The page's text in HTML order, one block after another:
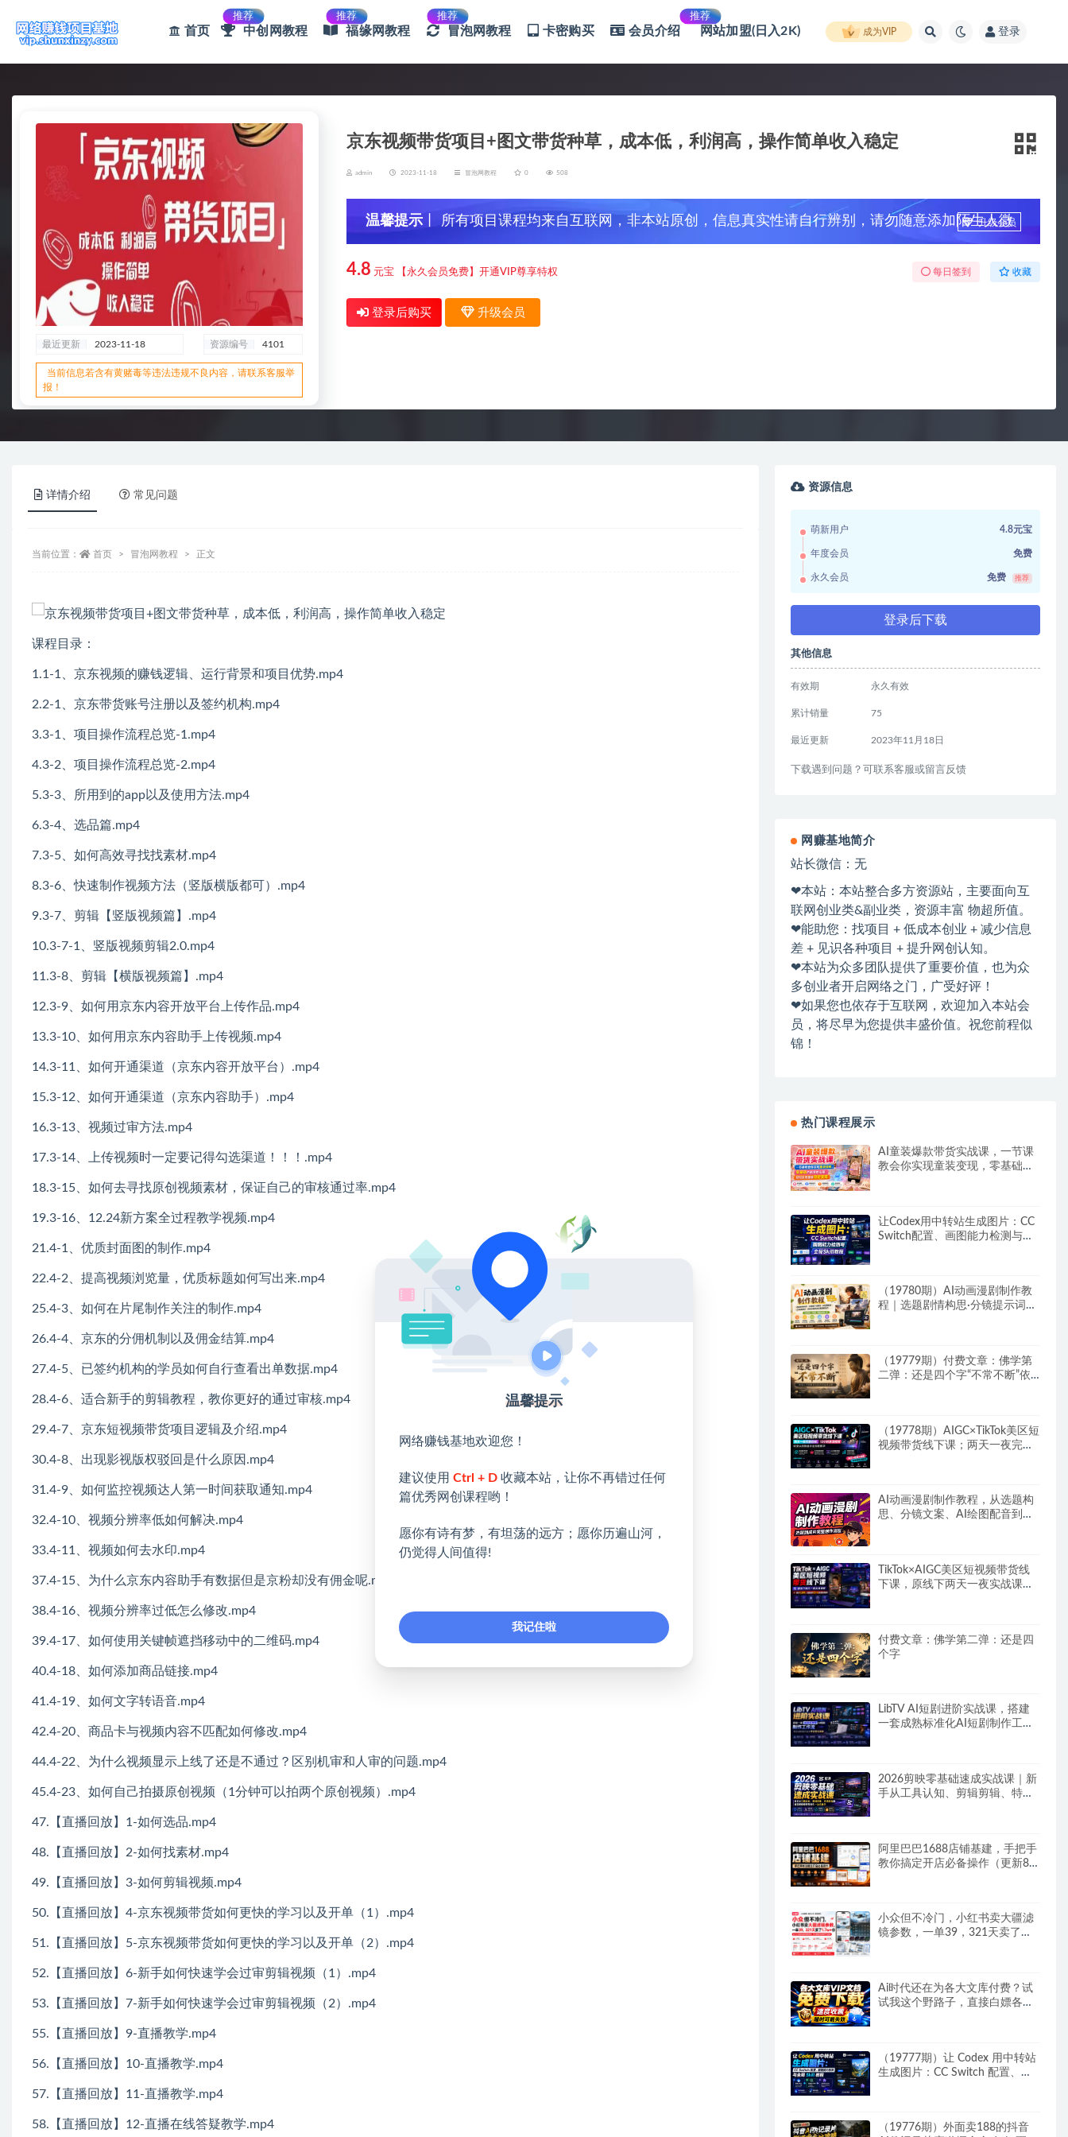
首页
推荐
中创网教程
推荐
福缘网教程
推荐
冒泡网教程 卡密购买 会员介绍
推荐
网站加盟(日入2K) 成为VIP 登录
最近更新 2023-11-18 资源编号 4101
当前信息若含有黄赌毒等违法违规不良内容，请联系客服举
报！
京东视频带货项目+图文带货种草，成本低，利润高，操作简单收入稳定
admin 2023-11-18 冒泡网教程 0 508
温馨提示 丨 所有项目课程均来自互联网，非本站原创，信息真实性请自行辨别，请勿随意添加陌生人微
信，谨防上当受骗！
升级会员
4.8 元宝 【永久会员免费】开通VIP尊享特权 每日签到 收藏
登录后购买 升级会员
详情介绍 常见问题
当前位置： 首页 冒泡网教程 正文
课程目录：
1.1-1、京东视频的赚钱逻辑、运行背景和项目优势.mp4
2.2-1、京东带货账号注册以及签约机构.mp4
3.3-1、项目操作流程总览-1.mp4
4.3-2、项目操作流程总览-2.mp4
5.3-3、所用到的app以及使用方法.mp4
6.3-4、选品篇.mp4
7.3-5、如何高效寻找找素材.mp4
8.3-6、快速制作视频方法（竖版横版都可）.mp4
9.3-7、剪辑【竖版视频篇】.mp4
10.3-7-1、竖版视频剪辑2.0.mp4
11.3-8、剪辑【横版视频篇】.mp4
12.3-9、如何用京东内容开放平台上传作品.mp4
13.3-10、如何用京东内容助手上传视频.mp4
14.3-11、如何开通渠道（京东内容开放平台）.mp4
15.3-12、如何开通渠道（京东内容助手）.mp4
16.3-13、视频过审方法.mp4
17.3-14、上传视频时一定要记得勾选渠道！！！.mp4
18.3-15、如何去寻找原创视频素材，保证自己的审核通过率.mp4
19.3-16、12.24新方案全过程教学视频.mp4
21.4-1、优质封面图的制作.mp4
22.4-2、提高视频浏览量，优质标题如何写出来.mp4
25.4-3、如何在片尾制作关注的制作.mp4
26.4-4、京东的分佣机制以及佣金结算.mp4
27.4-5、已签约机构的学员如何自行查看出单数据.mp4
28.4-6、适合新手的剪辑教程，教你更好的通过审核.mp4
29.4-7、京东短视频带货项目逻辑及介绍.mp4
30.4-8、出现影视版权驳回是什么原因.mp4
31.4-9、如何监控视频达人第一时间获取通知.mp4
32.4-10、视频分辨率低如何解决.mp4
33.4-11、视频如何去水印.mp4
37.4-15、为什么京东内容助手有数据但是京粉却没有佣金呢.mp4
38.4-16、视频分辨率过低怎么修改.mp4
39.4-17、如何使用关键帧遮挡移动中的二维码.mp4
40.4-18、如何添加商品链接.mp4
41.4-19、如何文字转语音.mp4
42.4-20、商品卡与视频内容不匹配如何修改.mp4
44.4-22、为什么视频显示上线了还是不通过？区别机审和人审的问题.mp4
45.4-23、如何自己拍摄原创视频（1分钟可以拍两个原创视频）.mp4
47.【直播回放】1-如何选品.mp4
48.【直播回放】2-如何找素材.mp4
49.【直播回放】3-如何剪辑视频.mp4
50.【直播回放】4-京东视频带货如何更快的学习以及开单（1）.mp4
51.【直播回放】5-京东视频带货如何更快的学习以及开单（2）.mp4
52.【直播回放】6-新手如何快速学会过审剪辑视频（1）.mp4
53.【直播回放】7-新手如何快速学会过审剪辑视频（2）.mp4
55.【直播回放】9-直播教学.mp4
56.【直播回放】10-直播教学.mp4
57.【直播回放】11-直播教学.mp4
58.【直播回放】12-直播在线答疑教学.mp4
资源信息
萌新用户 4.8元宝
年度会员 免费
永久会员 免费 推荐
登录后下载
其他信息
有效期 永久有效
累计销量 75
最近更新 2023年11月18日
下载遇到问题？可联系客服或留言反馈
网赚基地简介
站长微信：无
❤本站：本站整合多方资源站，主要面向互
联网创业类&副业类，资源丰富 物超所值。
❤能助您：找项目 + 低成本创业 + 减少信息
差 + 见识各种项目 + 提升网创认知。
❤本站为众多团队提供了重要价值，也为众
多创业者开启网络之门，广受好评！
❤如果您也依存于互联网，欢迎加入本站会
员，将尽早为您提供丰盛价值。祝您前程似
锦！
热门课程展示
AI童装爆款带货实战课，一节课
教会你实现童装变现，零基础也
让Codex用中转站生成图片：CC
Switch配置、画图能力检测与全
（19780期）AI动画漫剧制作教
程｜选题剧情构思·分镜提示词撰
（19779期）付费文章：佛学第
二弹：还是四个字“不常不断”依
（19778期）AIGC×TikTok美区短
视频带货线下课；两天一夜完整
AI动画漫剧制作教程，从选题构
思、分镜文案、AI绘图配音到剪
TikTok×AIGC美区短视频带货线
下课，原线下两天一夜实战课
付费文章：佛学第二弹：还是四
个字
LibTV AI短剧进阶实战课，搭建
一套成熟标准化AI短剧制作工作
2026剪映零基础速成实战课｜新
手从工具认知、剪辑剪辑、特效
阿里巴巴1688店铺基建，手把手
教你搞定开店必备操作（更新8
小众但不冷门，小红书卖大疆滤
镜参数，一单39，321天卖了
Ai时代还在为各大文库付费？试
试我这个野路子，直接白嫖各大
（19777期）让 Codex 用中转站
生成图片：CC Switch 配置、画
（19776期）外面卖188的抖音
温馨提示
网络赚钱基地欢迎您！
建议使用 Ctrl + D 收藏本站，让你不再错过任何
篇优秀网创课程哟！
愿你有诗有梦，有坦荡的远方；愿你历遍山河，
仍觉得人间值得!
我记住啦